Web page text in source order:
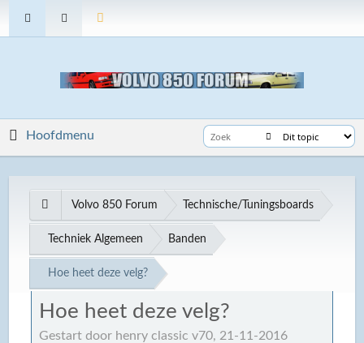
Hoofdmenu
Volvo 850 Forum Technische/Tuningsboards
Techniek Algemeen Banden
Hoe heet deze velg?
Hoe heet deze velg?
Gestart door henry classic v70, 21-11-2016